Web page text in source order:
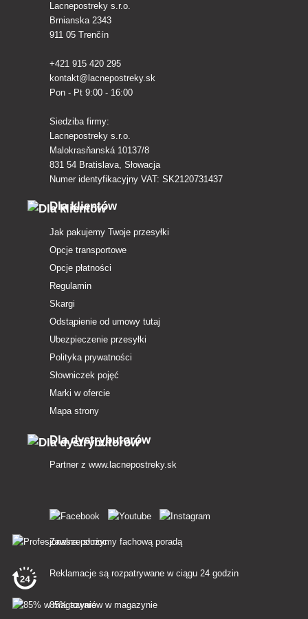
Lacnepostreky s.r.o.
Brnianska 2343
911 05 Trenčín
+421 915 420 295
kontakt@lacnepostreky.sk
Pon - Pt 9:00 - 16:00
Siedziba firmy:
Lacnepostreky s.r.o.
Malokrasňanská 10137/8
831 54 Bratislava, Słowacja
Numer identyfikacyjny VAT: SK2120731437
Dla klientów
Jak pakujemy Twoje przesyłki
Opcje transportowe
Opcje płatności
Regulamin
Skargi
Odstąpienie od umowy tutaj
Ubezpieczenie przesyłki
Polityka prywatności
Słowniczek pojęć
Marki w ofercie
Mapa strony
Dla dystrybutorów
Partner z www.lacnepostreky.sk
Zawsze służymy fachową poradą
Reklamacje są rozpatrywane w ciągu 24 godzin
85% towarów w magazynie